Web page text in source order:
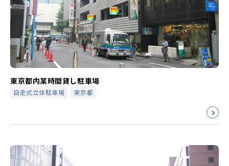
東京都内某時間貸し駐車場
自走式立体駐車場 東京都